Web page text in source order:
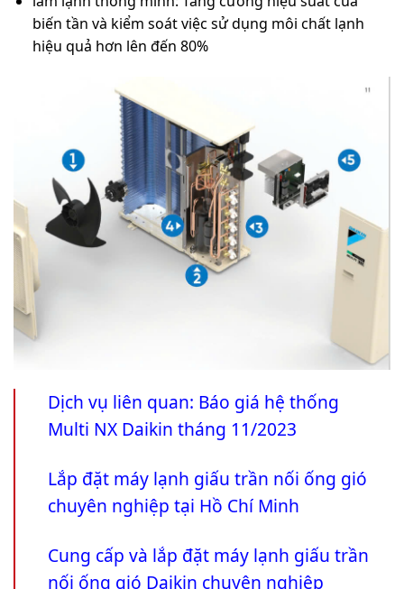
biến tần và kiểm soát việc sử dụng môi chất lạnh
hiệu quả hơn lên đến 80%
Dịch vụ liên quan: Báo giá hệ thống
Multi NX Daikin tháng 11/2023
Lắp đặt máy lạnh giấu trần nối ống gió
chuyên nghiệp tại Hồ Chí Minh
Cung cấp và lắp đặt máy lạnh giấu trần
nối ống gió Daikin chuyên nghiệp